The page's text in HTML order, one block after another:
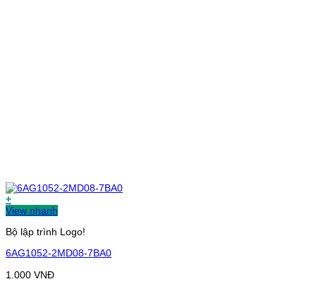
+
View nhanh
Bộ lập trình Logo!
6AG1052-2MD08-7BA0
1.000 VNĐ